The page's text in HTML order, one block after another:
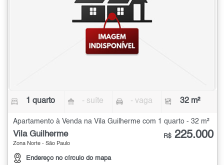
1 quarto - suíte - vaga 32 m²
Apartamento à Venda na Vila Guilherme com 1 quarto - 32 m²
Vila Guilherme
Zona Norte - São Paulo
Endereço no círculo do mapa
R$ 225.000